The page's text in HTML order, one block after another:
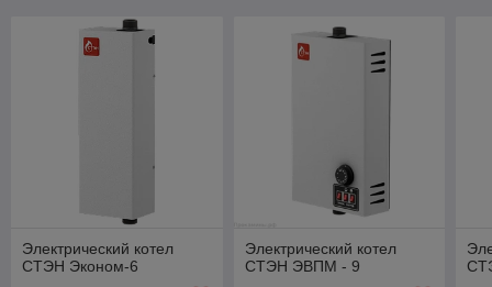
Электрический котел
СТЭН Эконом-6
Электрический котел
СТЭН ЭВПМ - 9